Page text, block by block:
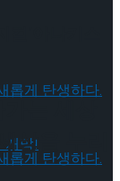
’아나키스
상을 누리